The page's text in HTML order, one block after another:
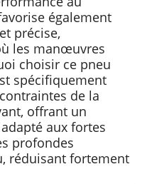
également
précise,
les manœuvres
choisir ce pneu
spécifiquement
de la
offrant un
aux fortes
profondes
réduisant fortement